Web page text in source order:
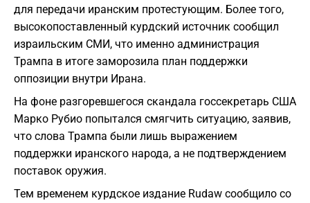
для передачи иранским протестующим. Более того,
высокопоставленный курдский источник сообщил
израильским СМИ, что именно администрация
Трампа в итоге заморозила план поддержки
оппозиции внутри Ирана.
На фоне разгоревшегося скандала госсекретарь США
Марко Рубио попытался смягчить ситуацию, заявив,
что слова Трампа были лишь выражением
поддержки иранского народа, а не подтверждением
поставок оружия.
Тем временем курдское издание Rudaw сообщило со